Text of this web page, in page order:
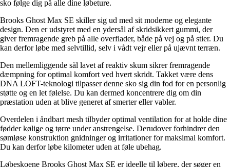
sko følge dig på alle dine løbeture.
Brooks Ghost Max SE skiller sig ud med sit moderne og elegante
design. Den er udstyret med en ydersål af skridsikkert gummi, der
giver fremragende greb på alle overflader, både på vej og på stier. Du
kan derfor løbe med selvtillid, selv i vådt vejr eller på ujævnt terræn.
Den mellemliggende sål lavet af reaktiv skum sikrer fremragende
dæmpning for optimal komfort ved hvert skridt. Takket være dens
DNA LOFT-teknologi tilpasser denne sko sig din fod for en personlig
støtte og en let følelse. Du kan dermed koncentrere dig om din
præstation uden at blive generet af smerter eller vabler.
Overdelen i åndbart mesh tilbyder optimal ventilation for at holde dine
fødder kølige og tørre under anstrengelse. Derudover forhindrer den
sømløse konstruktion gnidninger og irritationer for maksimal komfort.
Du kan derfor løbe kilometer uden at føle ubehag.
Løbeskoene Brooks Ghost Max SE er ideelle til løbere, der søger en